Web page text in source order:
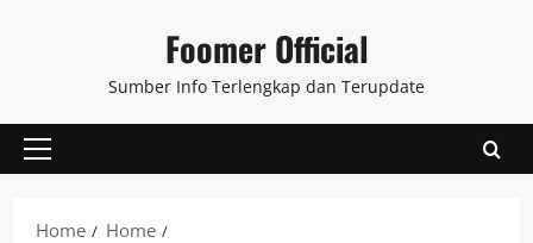
Foomer Official
Sumber Info Terlengkap dan Terupdate
Primary
Home
Home